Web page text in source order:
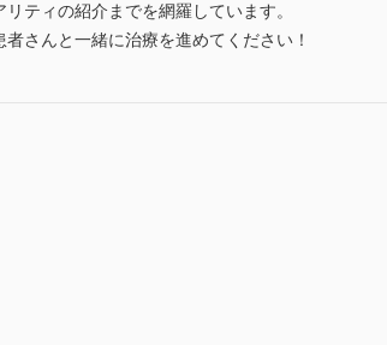
ティの紹介までを網羅しています。
さんと一緒に治療を進めてください！